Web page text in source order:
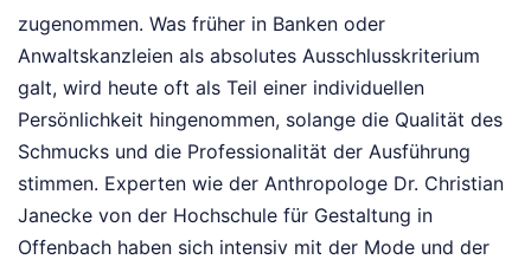
zugenommen. Was früher in Banken oder
Anwaltskanzleien als absolutes Ausschlusskriterium
galt, wird heute oft als Teil einer individuellen
Persönlichkeit hingenommen, solange die Qualität des
Schmucks und die Professionalität der Ausführung
stimmen. Experten wie der Anthropologe Dr. Christian
Janecke von der Hochschule für Gestaltung in
Offenbach haben sich intensiv mit der Mode und der